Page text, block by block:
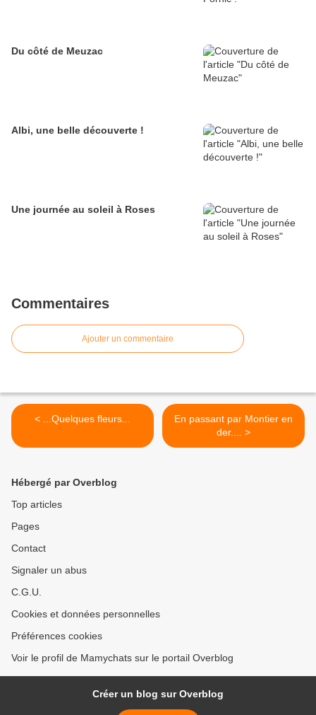
Du côté de Meuzac
Albi, une belle découverte !
Une journée au soleil à Roses
Commentaires
Ajouter un commentaire
< ...Quelques fleurs...
En passant par Montier en
der.... >
Hébergé par Overblog
Top articles
Pages
Contact
Signaler un abus
C.G.U.
Cookies et données personnelles
Préférences cookies
Voir le profil de Mamychats sur le portail Overblog
Créer un blog sur Overblog